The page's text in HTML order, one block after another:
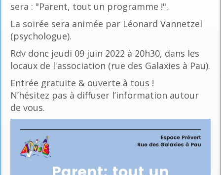
sera : "Parent, tout un programme !".
La soirée sera animée par Léonard Vannetzel
(psychologue).
Rdv donc jeudi 09 juin 2022 à 20h30, dans les
locaux de l'association (rue des Galaxies à Pau).
Entrée gratuite & ouverte à tous !
N’hésitez pas à diffuser l’information autour
de vous.